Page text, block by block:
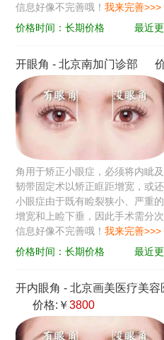
信息好像不完善哦！我来完善>>>
价格时间：长期价格
最近
开眼角 -北京南加门诊部
角用于矫正小眼症，必须将内眦
韧带固定术以矫正眶距增宽，或
小眼症由于既有睑裂狭小、严重
增宽和上睑下垂，因此手术需分次
信息好像不完善哦！我来完善>>>
价格时间：长期价格
最近
开内眼角 -北京画美医疗美容
价格:￥3800